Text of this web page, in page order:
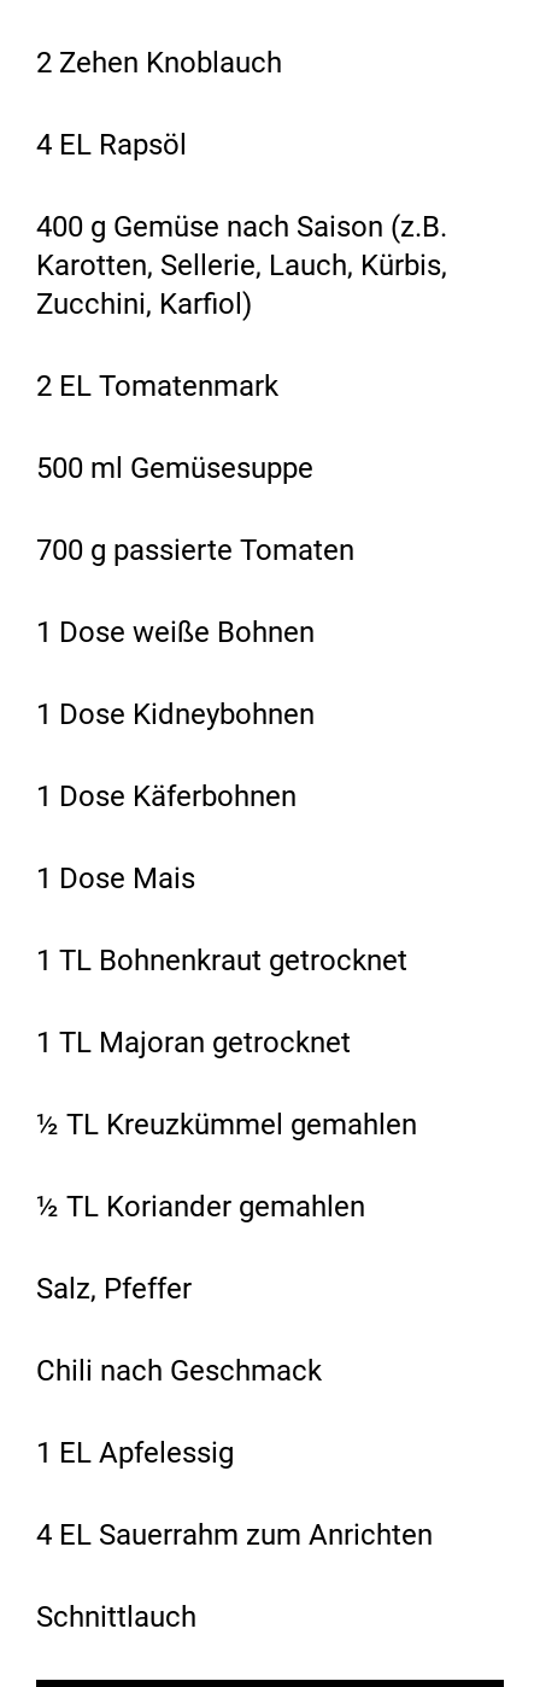
2 Zehen Knoblauch
4 EL Rapsöl
400 g Gemüse nach Saison (z.B.
Karotten, Sellerie, Lauch, Kürbis,
Zucchini, Karfiol)
2 EL Tomatenmark
500 ml Gemüsesuppe
700 g passierte Tomaten
1 Dose weiße Bohnen
1 Dose Kidneybohnen
1 Dose Käferbohnen
1 Dose Mais
1 TL Bohnenkraut getrocknet
1 TL Majoran getrocknet
½ TL Kreuzkümmel gemahlen
½ TL Koriander gemahlen
Salz, Pfeffer
Chili nach Geschmack
1 EL Apfelessig
4 EL Sauerrahm zum Anrichten
Schnittlauch